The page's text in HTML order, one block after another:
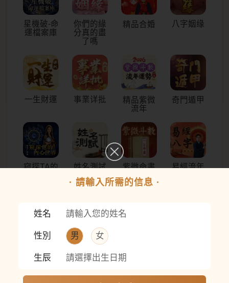
星機破-命
運檔案庫
你們的緣
分真的盡
了嗎
精品合婚 八字姻缘
一生財運 事業详批
精品紫微
流年
奇門遁甲
窥探TA的
姓名測試 紫微命書
易經流年
先知紫微
八字精批
排盘
· 請輸入所需的信息 ·
姓名
性別 男 女
生辰 請選擇出生日期